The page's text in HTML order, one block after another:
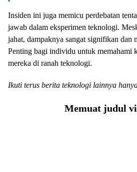
Insiden ini juga memicu perdebatan
jawab dalam eksperimen teknologi.
jahat, dampaknya sangat signifikan dan
Penting bagi individu untuk memahami
mereka di ranah teknologi.
Ikuti terus berita teknologi lainnya
Memuat judul